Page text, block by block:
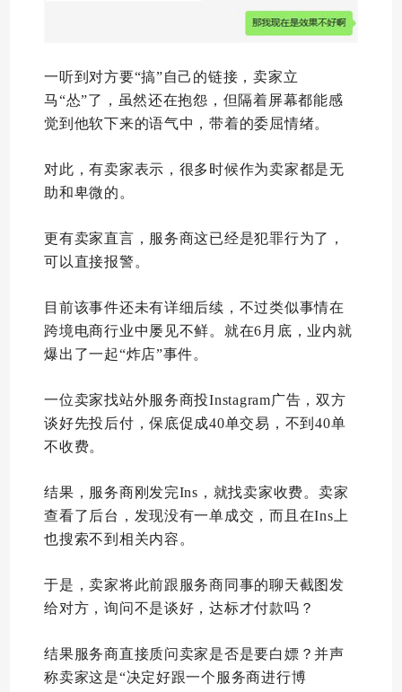
一听到对方要“搞”自己的链接，卖家立
马“怂”了，虽然还在抱怨，但隔着屏幕都能感
觉到他软下来的语气中，带着的委屈情绪。
对此，有卖家表示，很多时候作为卖家都是无
助和卑微的。
更有卖家直言，服务商这已经是犯罪行为了，
可以直接报警。
目前该事件还未有详细后续，不过类似事情在
跨境电商行业中屡见不鲜。就在6月底，业内就
爆出了一起“炸店”事件。
一位卖家找站外服务商投Instagram广告，双方
谈好先投后付，保底促成40单交易，不到40单
不收费。
结果，服务商刚发完Ins，就找卖家收费。卖家
查看了后台，发现没有一单成交，而且在Ins上
也搜索不到相关内容。
于是，卖家将此前跟服务商同事的聊天截图发
给对方，询问不是谈好，达标才付款吗？
结果服务商直接质问卖家是否是要白嫖？并声
称卖家这是“决定好跟一个服务商进行博